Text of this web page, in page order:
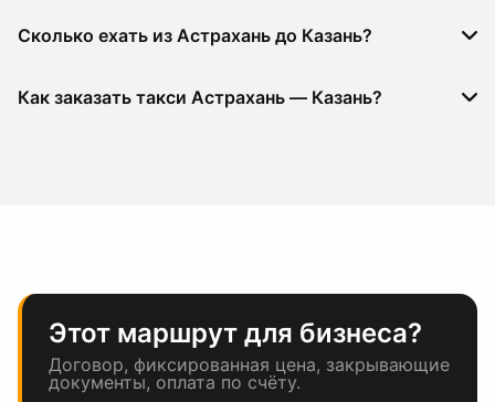
Сколько ехать из Астрахань до Казань?
Как заказать такси Астрахань — Казань?
Этот маршрут для бизнеса?
Договор, фиксированная цена, закрывающие
документы, оплата по счёту.